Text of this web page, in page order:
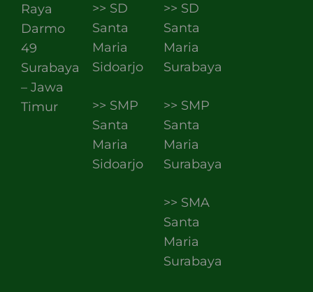
Raya
Darmo
49
Surabaya
– Jawa
Timur
>> SD
Santa
Maria
Sidoarjo
>> SMP
Santa
Maria
Sidoarjo
>> SD
Santa
Maria
Surabaya
>> SMP
Santa
Maria
Surabaya
>> SMA
Santa
Maria
Surabaya